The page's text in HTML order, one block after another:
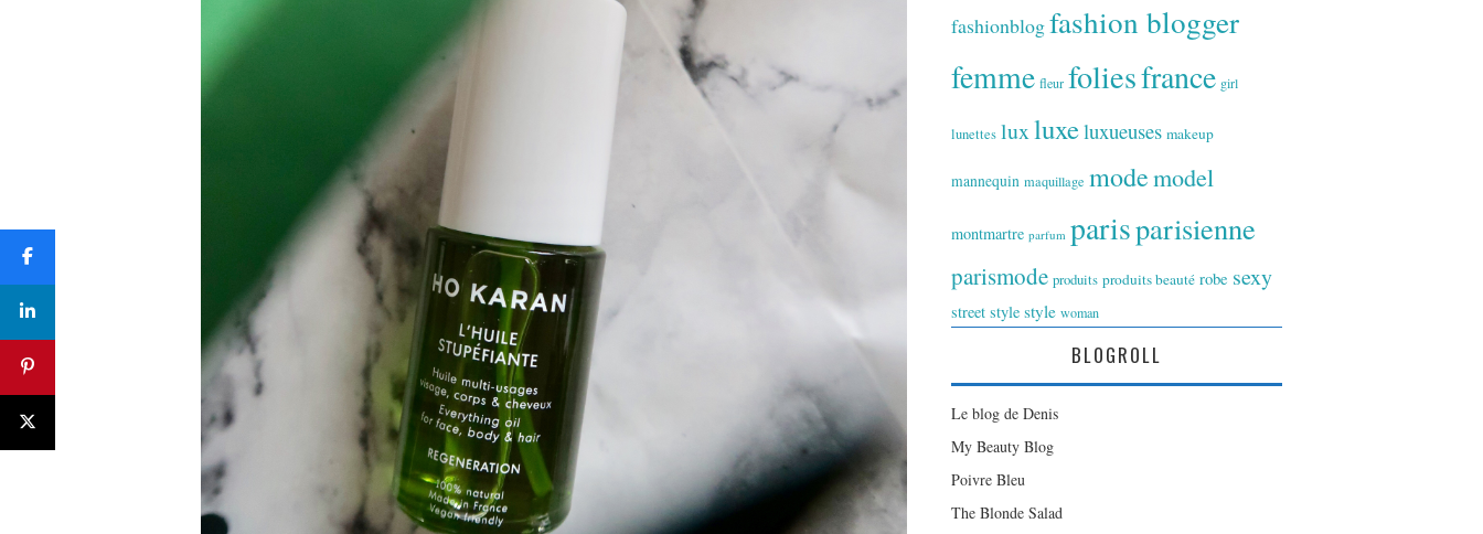
fashionblogfashion blogger
femme fleur foliesfrance girl
lunettes luxluxeluxueuses makeup
mannequin maquillage modemodel
montmartre parfum parisparisienne
parismode produits produits beauté robe sexy
street style style woman
BLOGROLL
Le blog de Denis
My Beauty Blog
Poivre Bleu
The Blonde Salad